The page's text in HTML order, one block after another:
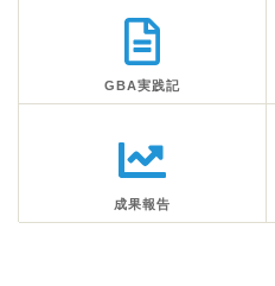
GBA実践記
成果報告